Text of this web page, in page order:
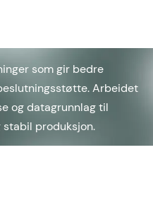
som gir bedre
Arbeidet
og datagrunnlag til
produksjon.